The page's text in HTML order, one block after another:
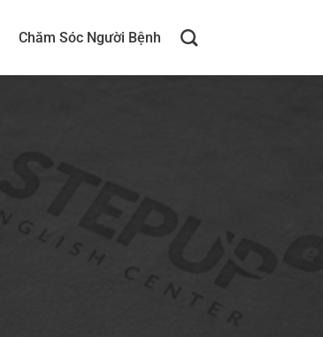
Chăm Sóc Người Bệnh